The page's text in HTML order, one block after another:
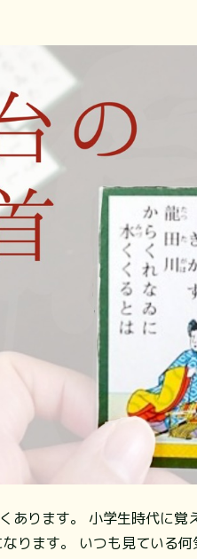
あります。 小学生時代に覚
ります。 いつも見ている